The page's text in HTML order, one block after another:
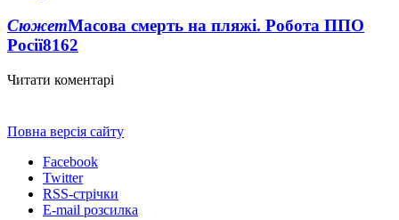
СюжетМасова смерть на пляжі. Робота ППО
Росії8162
Читати коментарі
Повна версія сайту
Facebook
Twitter
RSS-стрічки
E-mail розсилка